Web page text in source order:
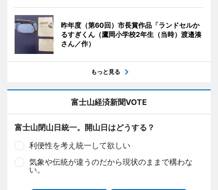
昨年度（第60回）市長賞作品「ランドセルか
るすぎくん（鷹岡小学校2年生（当時）渡邉湊
さん／作）
もっと見る
富士山経済新聞VOTE
富士山閉山日統一。開山日はどうする？
利便性を考え統一して欲しい
気象や伝統が違うのだから現状のままで構わな
い。